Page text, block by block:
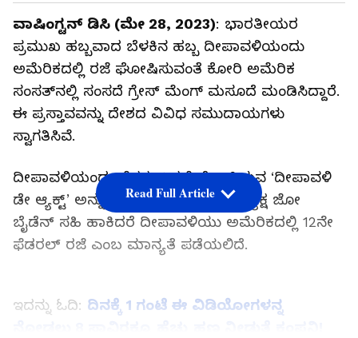
ವಾಷಿಂಗ್ಟನ್‌ ಡಿಸಿ (ಮೇ 28, 2023): ಭಾರತೀಯರ
ಪ್ರಮುಖ ಹಬ್ಬವಾದ ಬೆಳಕಿನ ಹಬ್ಬ ದೀಪಾವಳಿಯಂದು
ಅಮೆರಿಕದಲ್ಲಿ ರಜೆ ಘೋಷಿಸುವಂತೆ ಕೋರಿ ಅಮೆರಿಕ
ಸಂಸತ್‌ನಲ್ಲಿ ಸಂಸದೆ ಗ್ರೇಸ್‌ ಮೆಂಗ್‌ ಮಸೂದೆ ಮಂಡಿಸಿದ್ದಾರೆ.
ಈ ಪ್ರಸ್ತಾವವನ್ನು ದೇಶದ ವಿವಿಧ ಸಮುದಾಯಗಳು
ಸ್ವಾಗತಿಸಿವೆ.
ದೀಪಾವಳಿಯಂದು ಫೆಡರಲ್‌ ರಜೆ ಘೋಷಿಸುವ ‘ದೀಪಾವಳಿ
ಡೇ ಆ್ಯಕ್ಟ್’ ಅನ್ನು ಸಂಸತ್ತು ಅಂಗೀಕರಿಸಿ, ಅಧ್ಯಕ್ಷ ಜೋ
ಬೈಡೆನ್‌ ಸಹಿ ಹಾಕಿದರೆ ದೀಪಾವಳಿಯು ಅಮೆರಿಕದಲ್ಲಿ 12ನೇ
ಫೆಡರಲ್‌ ರಜೆ ಎಂಬ ಮಾನ್ಯತೆ ಪಡೆಯಲಿದೆ.
ಇದನ್ನು ಓದಿ: ದಿನಕ್ಕೆ 1 ಗಂಟೆ ಈ ವಿಡಿಯೋಗಳನ್ನ
Read Full Article